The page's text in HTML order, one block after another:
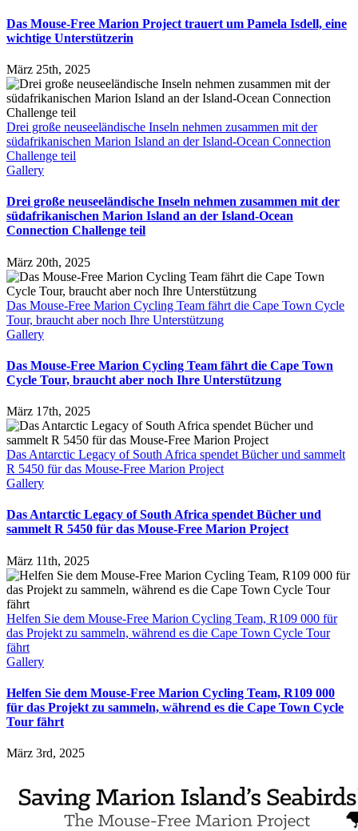
Das Mouse-Free Marion Project trauert um Pamela Isdell, eine
wichtige Unterstützerin
März 25th, 2025
Drei große neuseeländische Inseln nehmen zusammen mit der
südafrikanischen Marion Island an der Island-Ocean Connection
Challenge teil
Gallery
Drei große neuseeländische Inseln nehmen zusammen mit der
südafrikanischen Marion Island an der Island-Ocean
Connection Challenge teil
März 20th, 2025
Das Mouse-Free Marion Cycling Team fährt die Cape Town Cycle
Tour, braucht aber noch Ihre Unterstützung
Gallery
Das Mouse-Free Marion Cycling Team fährt die Cape Town
Cycle Tour, braucht aber noch Ihre Unterstützung
März 17th, 2025
Das Antarctic Legacy of South Africa spendet Bücher und sammelt
R 5450 für das Mouse-Free Marion Project
Gallery
Das Antarctic Legacy of South Africa spendet Bücher und
sammelt R 5450 für das Mouse-Free Marion Project
März 11th, 2025
Helfen Sie dem Mouse-Free Marion Cycling Team, R109 000 für
das Projekt zu sammeln, während es die Cape Town Cycle Tour
fährt
Gallery
Helfen Sie dem Mouse-Free Marion Cycling Team, R109 000
für das Projekt zu sammeln, während es die Cape Town Cycle
Tour fährt
März 3rd, 2025